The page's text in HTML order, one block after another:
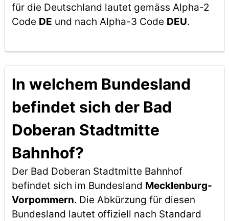
für die Deutschland lautet gemäss Alpha-2
Code DE und nach Alpha-3 Code DEU.
In welchem Bundesland
befindet sich der Bad
Doberan Stadtmitte
Bahnhof?
Der Bad Doberan Stadtmitte Bahnhof
befindet sich im Bundesland Mecklenburg-
Vorpommern. Die Abkürzung für diesen
Bundesland lautet offiziell nach Standard